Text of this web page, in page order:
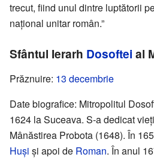
trecut, fiind unul dintre luptătorii
național unitar român.”
Sfântul Ierarh Dosoftei al
Prăznuire: 13 decembrie
Date biografice: Mitropolitul
1624 la Suceava. S-a dedicat
Mânăstirea Probota (1648). În
Huși și apoi de Roman. În anul